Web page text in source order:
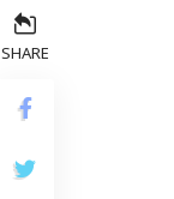
SHARE